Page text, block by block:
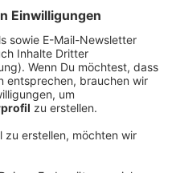
in verschiedenen
heißt es aus dem
Hooligans
wütende Bürger